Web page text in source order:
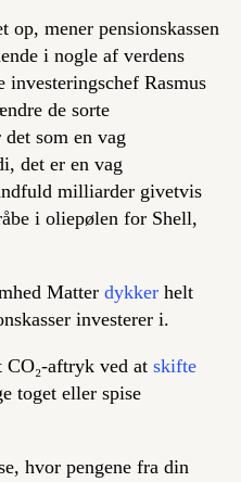
op, mener pensionskassen
i nogle af verdens
investeringschef Rasmus
de sorte
som en vag
det er en vag
milliarder givetvis
i oliepølen for Shell,
Matter dykker helt
investerer i.
CO₂-aftryk ved at skifte
toget eller spise
hvor pengene fra din